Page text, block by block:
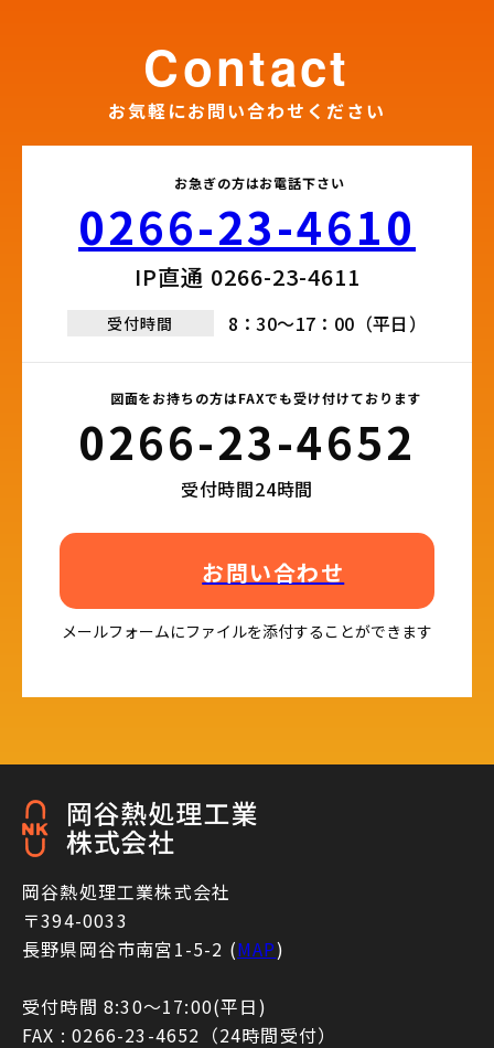
お気軽にお問い合わせください
contact
お急ぎの方はお電話下さい
0266-23-4610​
IP直通 0266-23-4611​
受付時間 8：30～17：00（平日）
図面をお持ちの方はFAXでも受け付けております
0266-23-4652​
受付時間24時間
お問い合わせ
メールフォームにファイルを添付することができます
岡谷熱処理工業株式会社
〒394-0033
長野県岡谷市南宮1-5-2 (MAP)
受付時間 8:30〜17:00(平日)
FAX : 0266-23-4652（24時間受付）